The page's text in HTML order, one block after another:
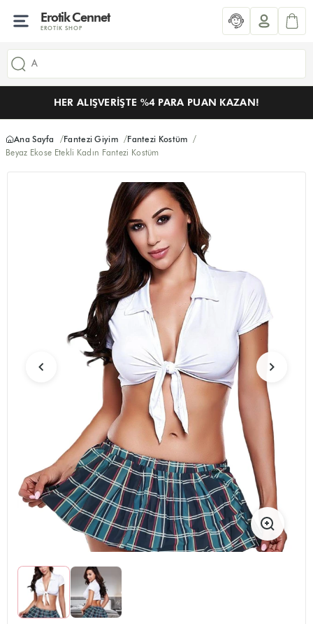
Erotik Cennet
EROTIK SHOP
HER ALIŞVERIŞTE %4 PARA PUAN KAZAN!
Ana Sayfa Fantezi Giyim
Fantezi Kostüm
Beyaz Ekose Etekli Kadın Fantezi Kostüm